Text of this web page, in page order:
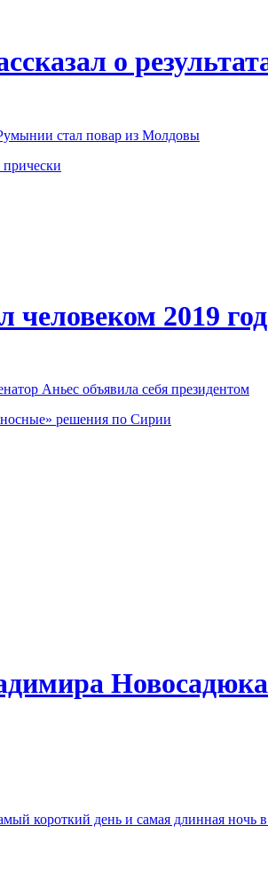
о
стал повар из Молдовы
2019
Аньес объявила себя президентом
решения по Сирии
короткий день и самая длинная ночь